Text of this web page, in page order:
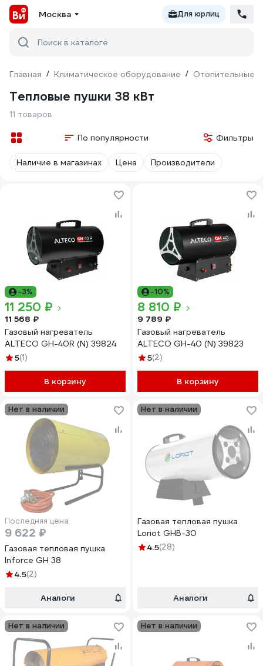
Москва Для юрлиц
Поиск в каталоге
Главная / Климатическое оборудование / Отопительные
Тепловые пушки 38 кВт
11 товаров
По популярности Фильтры
Наличие в магазинах Цена Производители
-3%
11 250 ₽
11 568 ₽
Газовый нагреватель
ALTECO GH-40R (N) 39824
5(1)
В корзину
-10%
8 810 ₽
9 789 ₽
Газовый нагреватель
ALTECO GH-40 (N) 39823
5(2)
В корзину
Нет в наличии
Последняя цена
9 622 ₽
Газовая тепловая пушка
Inforce GH 38
4.5(2)
Аналоги
Нет в наличии
Газовая тепловая пушка
Loriot GHB-30
4.5(28)
Аналоги
Нет в наличии Нет в наличии